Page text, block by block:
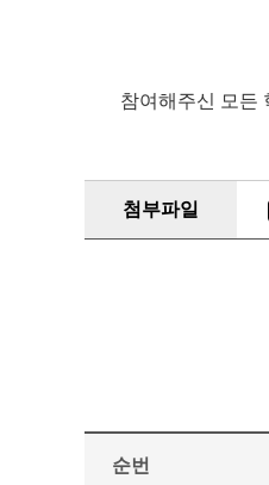
참여해주신 모든
첨부파일
순번